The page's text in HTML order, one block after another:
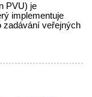
PVU) je
implementuje
zadávání veřejných